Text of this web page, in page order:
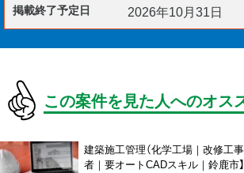
掲載終了予定日 2026年10月31日
この案件を見た人へのオス
建築施工管理（化学工場｜改修工事
者｜要オートCADスキル｜鈴鹿市】